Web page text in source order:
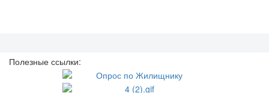
Полезные ссылки: